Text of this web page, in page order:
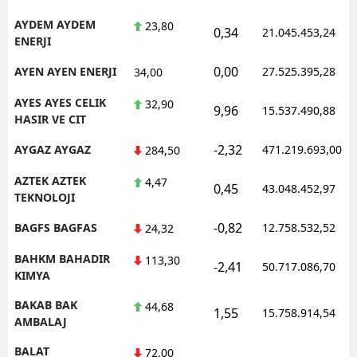
AYDEM AYDEM
ENERJI
23,80 0,34 21.045.453,24
AYEN AYEN ENERJI 34,00 0,00 27.525.395,28
AYES AYES CELIK
HASIR VE CIT
32,90 9,96 15.537.490,88
AYGAZ AYGAZ 284,50 -2,32 471.219.693,00
AZTEK AZTEK
TEKNOLOJI
4,47 0,45 43.048.452,97
BAGFS BAGFAS 24,32 -0,82 12.758.532,52
BAHKM BAHADIR
KIMYA
113,30 -2,41 50.717.086,70
BAKAB BAK
AMBALAJ
44,68 1,55 15.758.914,54
BALAT 72,00